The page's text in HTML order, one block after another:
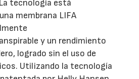
tecnología está
membrana LIFA
y un rendimiento
logrado sin el uso de
Utilizando la tecnología